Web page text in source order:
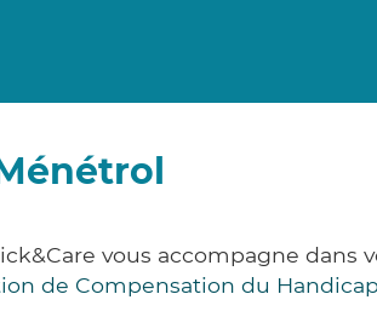
vous accompagne dans
de Compensation du